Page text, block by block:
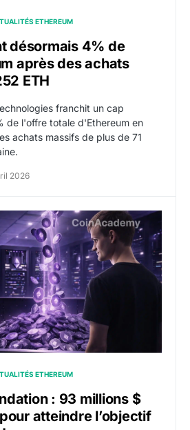
ETHEREUM
désormais 4% de
après des achats
ETH
franchit un cap
de l'offre totale d'Ethereum en
achats massifs de plus de 71
2026
: 93 millions $ d’ETH stakés
ETHEREUM
: 93 millions $
atteindre l’objectif